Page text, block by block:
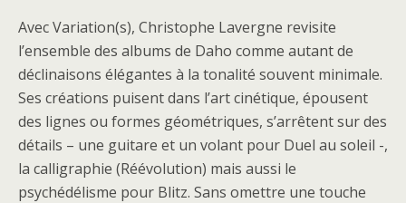
Avec Variation(s), Christophe Lavergne revisite
l’ensemble des albums de Daho comme autant de
déclinaisons élégantes à la tonalité souvent minimale.
Ses créations puisent dans l’art cinétique, épousent
des lignes ou formes géométriques, s’arrêtent sur des
détails – une guitare et un volant pour Duel au soleil -,
la calligraphie (Réévolution) mais aussi le
psychédélisme pour Blitz. Sans omettre une touche